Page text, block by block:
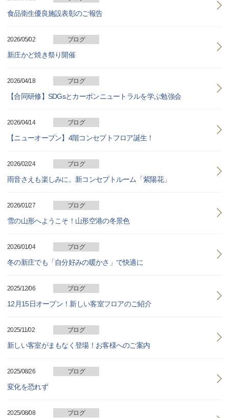
食品衛生優良施設表彰のご報告
2026/05/02 ブログ
新庄かど焼き祭り開催
2026/04/18 ブログ
【合同研修】SDGsとカーボンニュートラルを学ぶ勉強会
2026/04/14 ブログ
【ニューオープン】4階コンセプトフロア誕生！
2026/02/24 ブログ
雨音さえも楽しみに。新コンセプトルーム「紫陽花」
2026/01/27 ブログ
雪の山形へようこそ！山形空港の冬景色
2026/01/04 ブログ
冬の新庄でも「自分好みの暖かさ」で快適に
2025/12/06 ブログ
12月15日オープン！新しい客室フロアのご紹介
2025/11/02 ブログ
新しい客室がまもなく登場！お客様へのご案内
2025/08/26 ブログ
変化を恐れず
2025/08/08 ブログ